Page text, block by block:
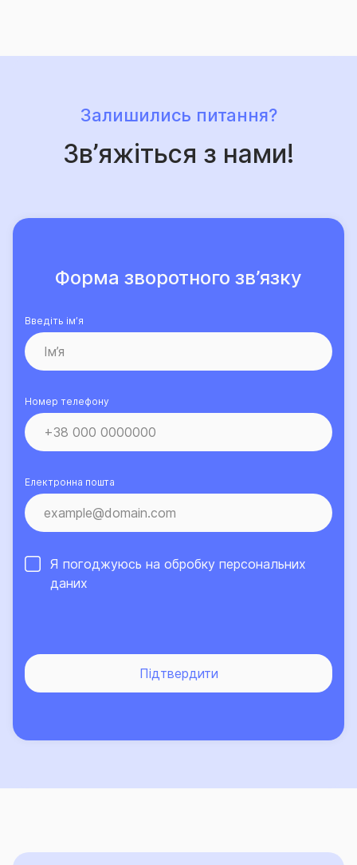
Залишились питання?
Зв’яжіться з нами!
Форма зворотного зв’язку
Введіть ім’я
Номер телефону
Електронна пошта
Я погоджуюсь на обробку персональних
даних
Підтвердити